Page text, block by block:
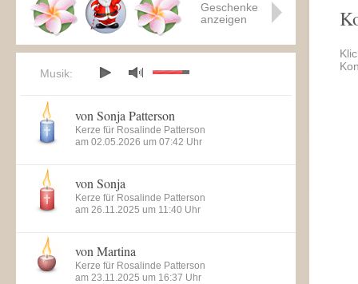
Geschenke
anzeigen
Musik:
von Sonja Patterson
Kerze für Rosalinde Patterson
am 02.05.2026 um 07:42 Uhr
von Sonja
Kerze für Rosalinde Patterson
am 26.11.2025 um 11:40 Uhr
von Martina
Kerze für Rosalinde Patterson
am 23.11.2025 um 16:37 Uhr